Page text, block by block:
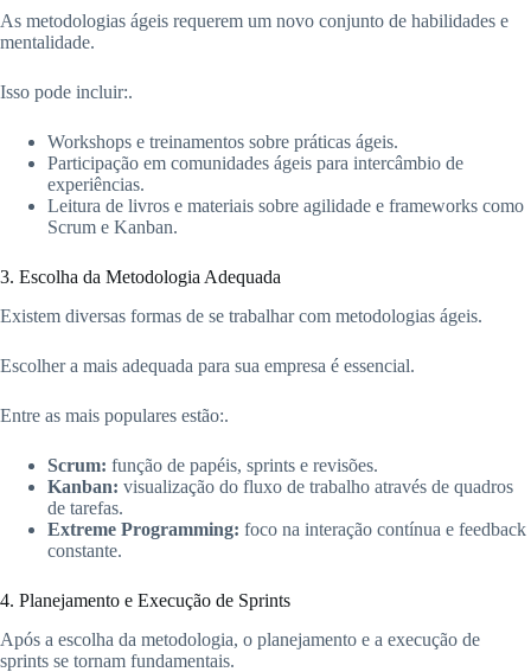
As metodologias ágeis requerem um novo conjunto de habilidades e
mentalidade.
Isso pode incluir:.
Workshops e treinamentos sobre práticas ágeis.
Participação em comunidades ágeis para intercâmbio de
experiências.
Leitura de livros e materiais sobre agilidade e frameworks como
Scrum e Kanban.
3. Escolha da Metodologia Adequada
Existem diversas formas de se trabalhar com metodologias ágeis.
Escolher a mais adequada para sua empresa é essencial.
Entre as mais populares estão:.
Scrum: função de papéis, sprints e revisões.
Kanban: visualização do fluxo de trabalho através de quadros
de tarefas.
Extreme Programming: foco na interação contínua e feedback
constante.
4. Planejamento e Execução de Sprints
Após a escolha da metodologia, o planejamento e a execução de
sprints se tornam fundamentais.